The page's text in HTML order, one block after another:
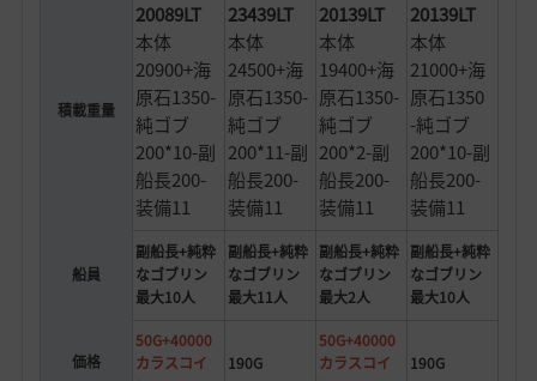
積載重量
20089LT
本体
20900+海
原石1350-
純ゴブ
200*10-副
船長200-
装備11
23439LT
本体
24500+海
原石1350-
純ゴブ
200*11-副
船長200-
装備11
20139LT
本体
19400+海
原石1350-
純ゴブ
200*2-副
船長200-
装備11
20139LT
本体
21000+海
原石1350
-純ゴブ
200*10-副
船長200-
装備11
船員
副船長+純粋
なゴブリン
最大10人
副船長+純粋
なゴブリン
最大11人
副船長+純粋
なゴブリン
最大2人
副船長+純粋
なゴブリン
最大10人
価格
50G+40000
カラスコイ
190G
50G+40000
カラスコイ
190G